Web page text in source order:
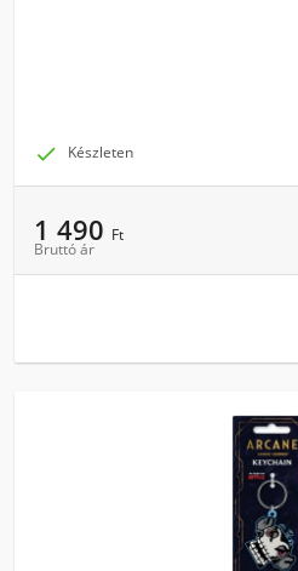
 Készleten
1 490 Ft
Bruttó ár